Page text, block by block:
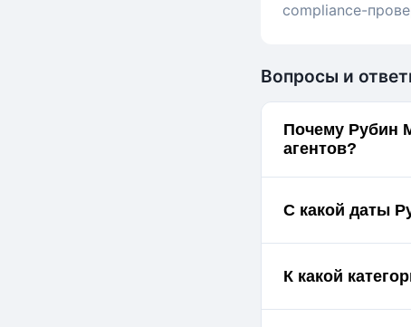
compliance-
Вопросы и
Почему Рубин
агентов?
С какой даты
К какой